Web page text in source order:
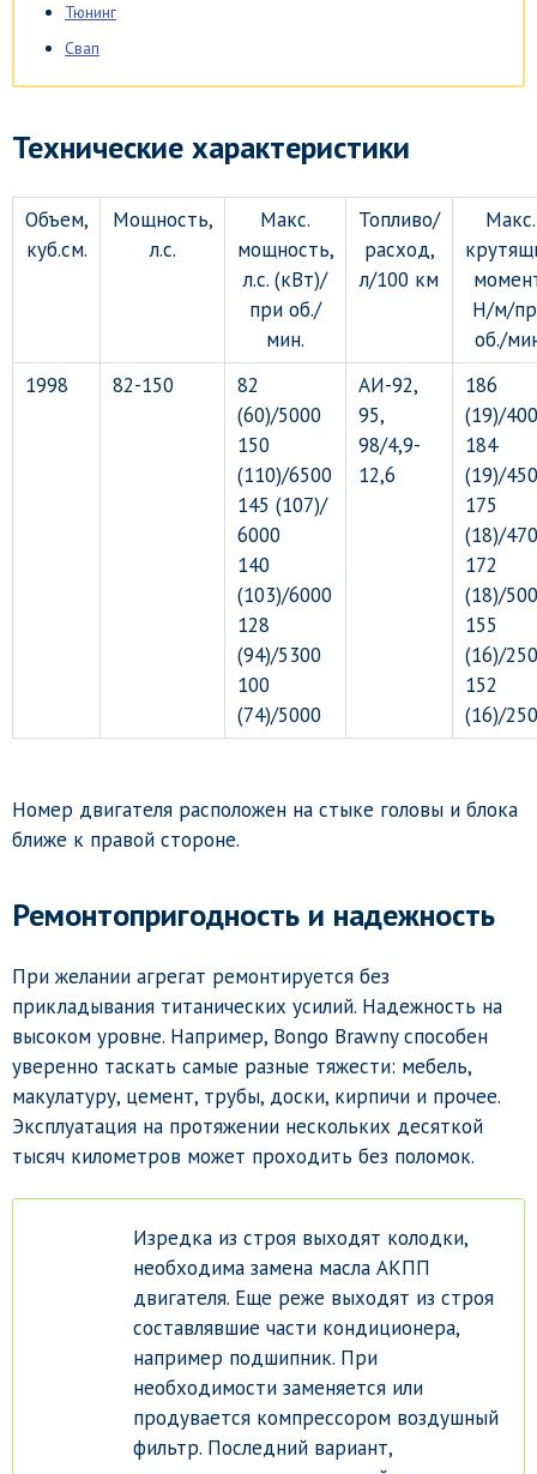
Тюнинг
Свап
Технические характеристики
Объем,
куб.см.
Мощность,
л.с.
Макс.
мощность,
л.с. (кВт)/
при об./
мин.
Топливо/
расход,
л/100 км
Макс.
Н/м/
об./
1998
82-150
82
(60)/5000
150
(110)/6500
145 (107)/
6000
140
(103)/6000
128
(94)/5300
100
(74)/5000
АИ-92,
95,
98/4,9-
12,6
186
(19)/
184
(19)/
175
(18)/
172
(18)/
155
(16)/
152
(16)/
Номер двигателя расположен на стыке головы и блока
ближе к правой стороне.
Ремонтопригодность и надежность
При желании агрегат ремонтируется без
прикладывания титанических усилий. Надежность на
высоком уровне. Например, Bongo Brawny способен
уверенно таскать самые разные тяжести: мебель,
макулатуру, цемент, трубы, доски, кирпичи и прочее.
Эксплуатация на протяжении нескольких десяткой
тысяч километров может проходить без поломок.
Изредка из строя выходят колодки,
необходима замена масла АКПП
двигателя. Еще реже выходят из строя
составлявшие части кондиционера,
например подшипник. При
необходимости заменяется или
продувается компрессором воздушный
фильтр. Последний вариант,